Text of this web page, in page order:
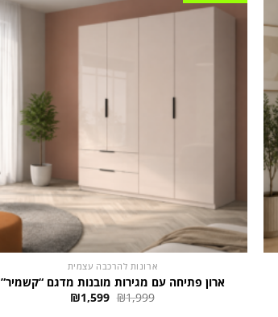
ארונות להרכבה עצמית
ארון פתיחה עם מגירות מובנות מדגם “קשמיר”
₪1,999 המחיר
המקורי
₪1,599 המחיר